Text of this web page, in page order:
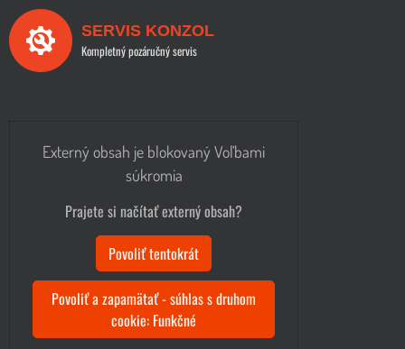
SERVIS KONZOL
Kompletný pozáručný servis
Externý obsah je blokovaný Voľbami
súkromia
Prajete si načítať externý obsah?
Povoliť tentokrát
Povoliť a zapamätať - súhlas s druhom
cookie: Funkčné